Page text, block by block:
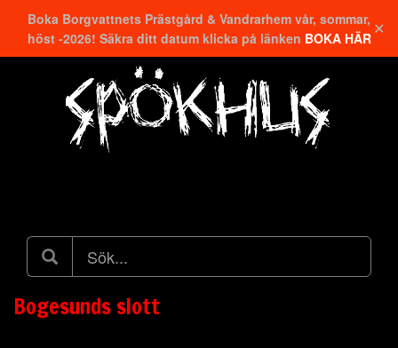
Boka Borgvattnets Prästgård & Vandrarhem vår, sommar,
höst -2026! Säkra ditt datum klicka på länken BOKA HÄR ✕
Bogesunds slott